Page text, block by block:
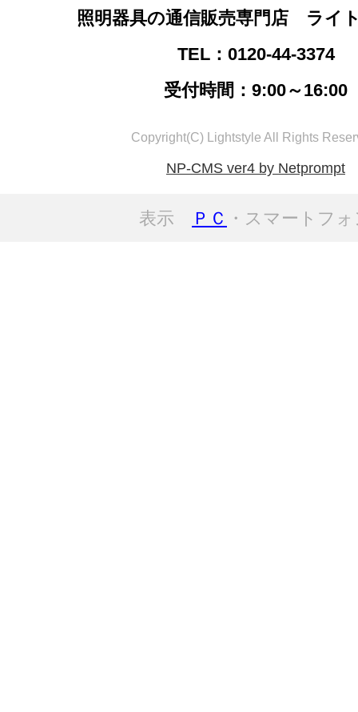
照明器具の通信販売専門店 ライ
TEL：0120-44-3374
受付時間：9:00～16:00
Copyright(C) Lightstyle All Rights
NP-CMS ver4 by Netprompt
表示 ＰＣ ・スマートフ